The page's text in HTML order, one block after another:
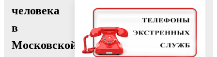
человека
в
Московской